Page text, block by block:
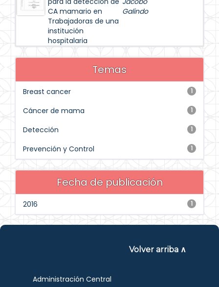
CA mamario en
Trabajadoras de una
institución
hospitalaria
Galindo
Temas
1
Breast cancer
1
Cáncer de mama
1
Detección
1
Prevención y Control
Fecha de publicación
1
2016
Volver arriba ∧
Administración Central